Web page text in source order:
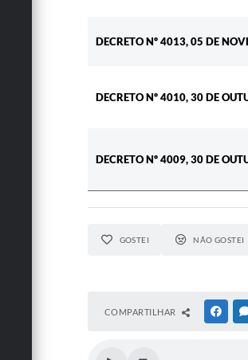
DECRETO Nº 4013, 05 DE
DECRETO Nº 4010, 30 DE
DECRETO Nº 4009, 30 DE
GOSTEI NÃO GOSTEI
COMPARTILHAR